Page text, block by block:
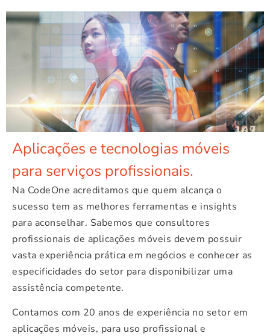
Aplicações e tecnologias móveis
para serviços profissionais.
Na CodeOne acreditamos que quem alcança o
sucesso tem as melhores ferramentas e insights
para aconselhar. Sabemos que consultores
profissionais de aplicações móveis devem possuir
vasta experiência prática em negócios e conhecer as
especificidades do setor para disponibilizar uma
assistência competente.
Contamos com 20 anos de experiência no setor em
aplicações móveis, para uso profissional e